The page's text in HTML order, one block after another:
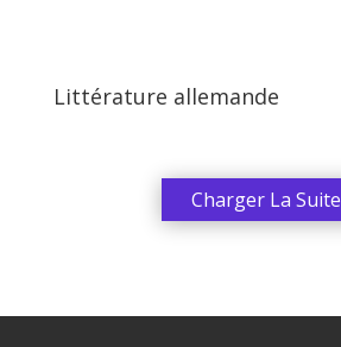
Littérature allemande
Charger La Suite